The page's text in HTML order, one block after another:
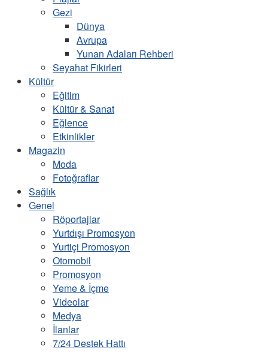
Gezi
Dünya
Avrupa
Yunan Adaları Rehberi
Seyahat Fikirleri
Kültür
Eğitim
Kültür & Sanat
Eğlence
Etkinlikler
Magazin
Moda
Fotoğraflar
Sağlık
Genel
Röportajlar
Yurtdışı Promosyon
Yurtiçi Promosyon
Otomobil
Promosyon
Yeme & İçme
Videolar
Medya
İlanlar
7/24 Destek Hattı